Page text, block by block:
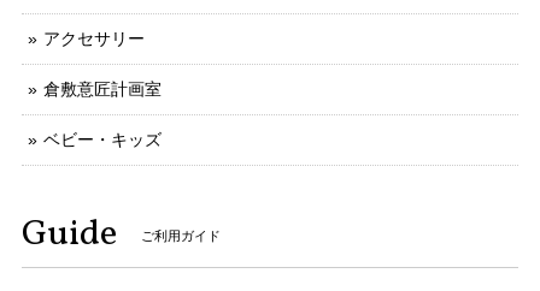
アクセサリー
倉敷意匠計画室
ベビー・キッズ
Guide ご利用ガイド